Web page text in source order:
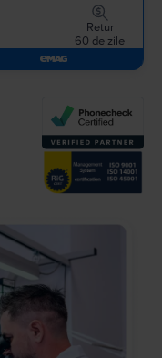
Retur
60 de zile